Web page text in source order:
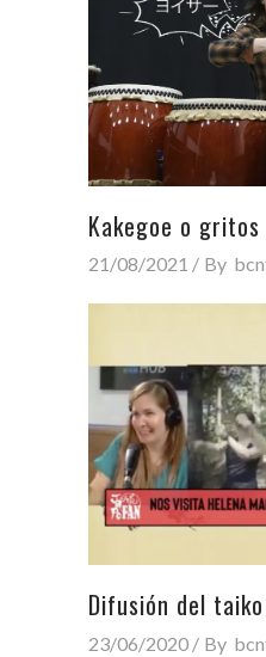
Kakegoe o gritos
21/08/2021 By
Difusión del taiko
23/06/2020 By